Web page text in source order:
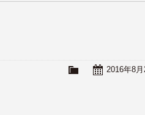
2016年8月